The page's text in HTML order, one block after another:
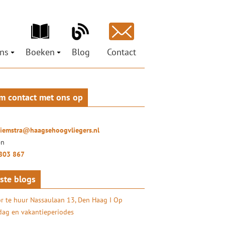
organisaties
Hiemstra
Social Return
Boeken
Mag ik je grootluisteren? Vertel!
LuisterLiefde
Blog Contact
contact met ons op
867
blogs
te huur Nassaulaan 13, Den Haag I Op
en vakantieperiodes